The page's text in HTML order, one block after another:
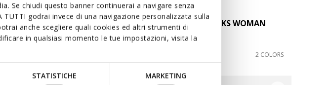
Se chiudi questo banner continuerai a navigare senza
godrai invece di una navigazione personalizzata sulla
anche scegliere quali cookies ed altri strumenti di
in qualsiasi momento le tue impostazioni, visita la
STATISTICHE MARKETING
TWO-PACK SOCKS WOMAN
Short socks
TWO-PACK SOCKS WOMAN
Long socks
2 COLORS